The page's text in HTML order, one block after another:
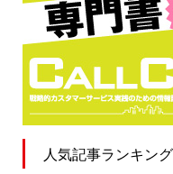
人気記事ランキング